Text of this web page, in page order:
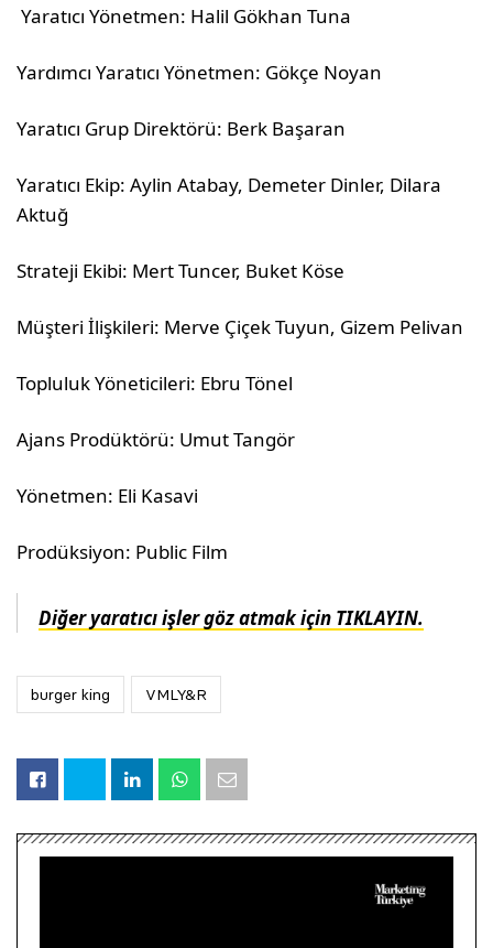
Yaratıcı Yönetmen: Halil Gökhan Tuna
Yardımcı Yaratıcı Yönetmen: Gökçe Noyan
Yaratıcı Grup Direktörü: Berk Başaran
Yaratıcı Ekip: Aylin Atabay, Demeter Dinler, Dilara
Aktuğ
Strateji Ekibi: Mert Tuncer, Buket Köse
Müşteri İlişkileri: Merve Çiçek Tuyun, Gizem Pelivan
Topluluk Yöneticileri: Ebru Tönel
Ajans Prodüktörü: Umut Tangör
Yönetmen: Eli Kasavi
Prodüksiyon: Public Film
Diğer yaratıcı işler göz atmak için TIKLAYIN.
burger king VMLY&R